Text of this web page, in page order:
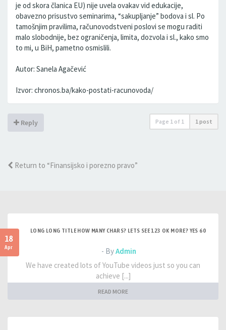
je od skora članica EU) nije uvela ovakav vid edukacije,
obavezno prisustvo seminarima, “sakupljanje” bodova i sl. Po
tamošnjim pravilima, računovodstveni poslovi se mogu raditi
malo slobodnije, bez ograničenja, limita, dozvola i sl., kako smo
to mi, u BiH, pametno osmislili.
Autor: Sanela Agačević
Izvor: chronos.ba/kako-postati-racunovoda/
Reply Page 1 of 1 1 post
Return to “Finansijsko i porezno pravo”
18
Apr
LONG LONG TITLE HOW MANY CHARS? LETS SEE 123 OK MORE? YES 60
- ByAdmin
We have created lots of YouTube videos just so you can
achieve [...]
READ MORE